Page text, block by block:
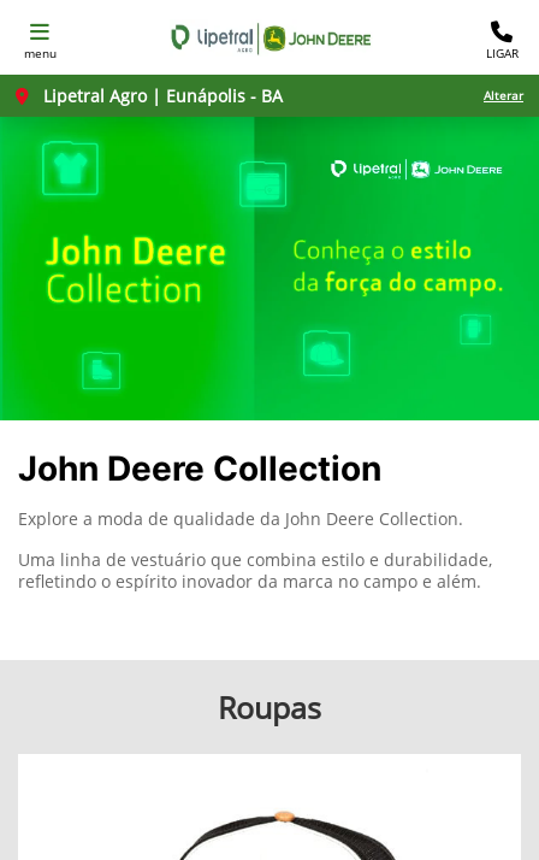
menu LIGAR
Lipetral Agro | Eunápolis - BA Alterar
John Deere Collection
Explore a moda de qualidade da John Deere Collection.
Uma linha de vestuário que combina estilo e durabilidade,
refletindo o espírito inovador da marca no campo e além.
Roupas